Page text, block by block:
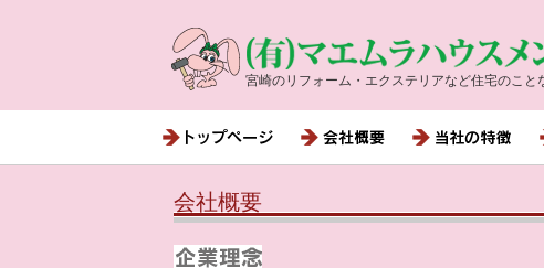
宮崎のリフォーム・エクステリアなど住宅のこと
会社概要